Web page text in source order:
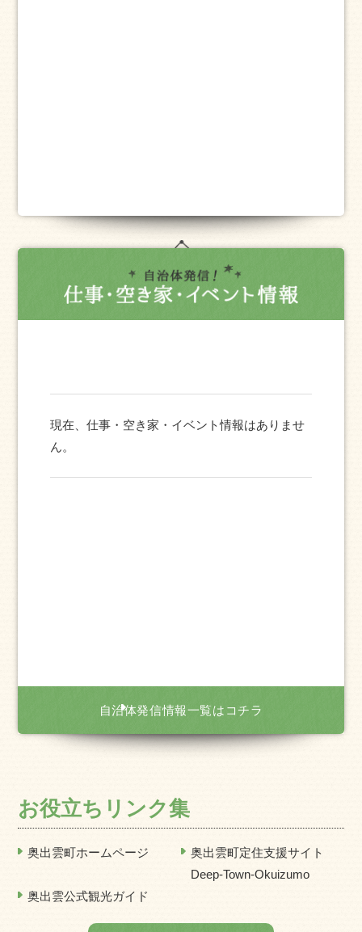
現在、仕事・空き家・イベント情報はありませ
ん。
自治体発信情報一覧はコチラ
お役立ちリンク集
奥出雲町ホームページ
奥出雲町定住支援サイト
Deep-Town-Okuizumo
奥出雲公式観光ガイド